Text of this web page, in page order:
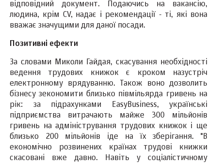
відповідний документ. Подаючись на вакансію,
людина, крім CV, надає і рекомендації - ті, які вона
вважає значущими для даної посади.
Позитивні ефекти
За словами Миколи Гайдая, скасування необхідності
ведення трудових книжок є кроком назустріч
електронному врядуванню. Також воно дозволить
бізнесу зекономити близько півмільярда гривень на
рік: за підрахунками EasyBusiness, українські
підприємства витрачають майже 300 мільйонів
гривень на адміністрування трудових книжок і ще
близько 200 мільйонів іде на їх зберігання. "В
економічно розвинених країнах трудові книжки
скасовані вже давно. Навіть у соціалістичному